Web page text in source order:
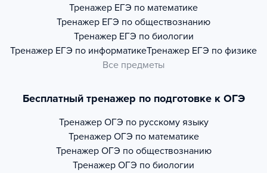
Тренажер ЕГЭ по математике
Тренажер ЕГЭ по обществознанию
Тренажер ЕГЭ по биологии
Тренажер ЕГЭ по информатикеТренажер ЕГЭ по физике
Все предметы
Бесплатный тренажер по подготовке к ОГЭ
Тренажер ОГЭ по русскому языку
Тренажер ОГЭ по математике
Тренажер ОГЭ по обществознанию
Тренажер ОГЭ по биологии